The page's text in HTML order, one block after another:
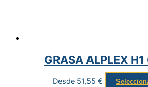
GRASA ALPLEX
Desde 51,55 €